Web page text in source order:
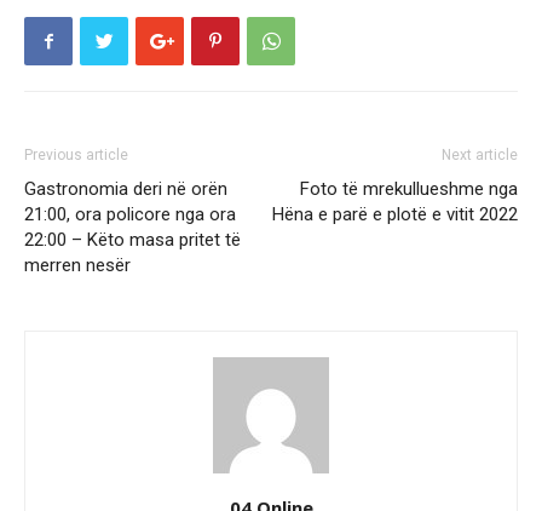
Previous article
Gastronomia deri në orën
21:00, ora policore nga ora
22:00 – Këto masa pritet të
merren nesër
Next article
Foto të mrekullueshme nga
Hëna e parë e plotë e vitit 2022